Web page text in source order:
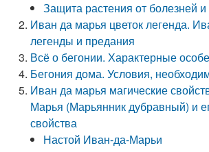
Защита растения от болезней
Иван да марья цветок легенда.
легенды и предания
Всё о бегонии. Характерные
Бегония дома. Условия,
Иван да марья магические
Марья (Марьянник дубравный) и
свойства
Настой Иван-да-Марьи